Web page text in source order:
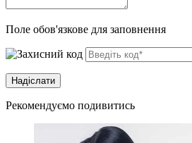
Поле обов'язкове для заповнення
Рекомендуємо подивитись